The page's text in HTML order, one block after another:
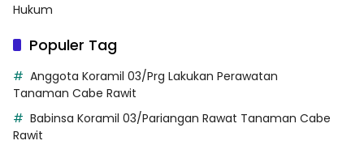
Hukum
Populer Tag
Anggota Koramil 03/Prg Lakukan Perawatan
Tanaman Cabe Rawit
Babinsa Koramil 03/Pariangan Rawat Tanaman Cabe
Rawit